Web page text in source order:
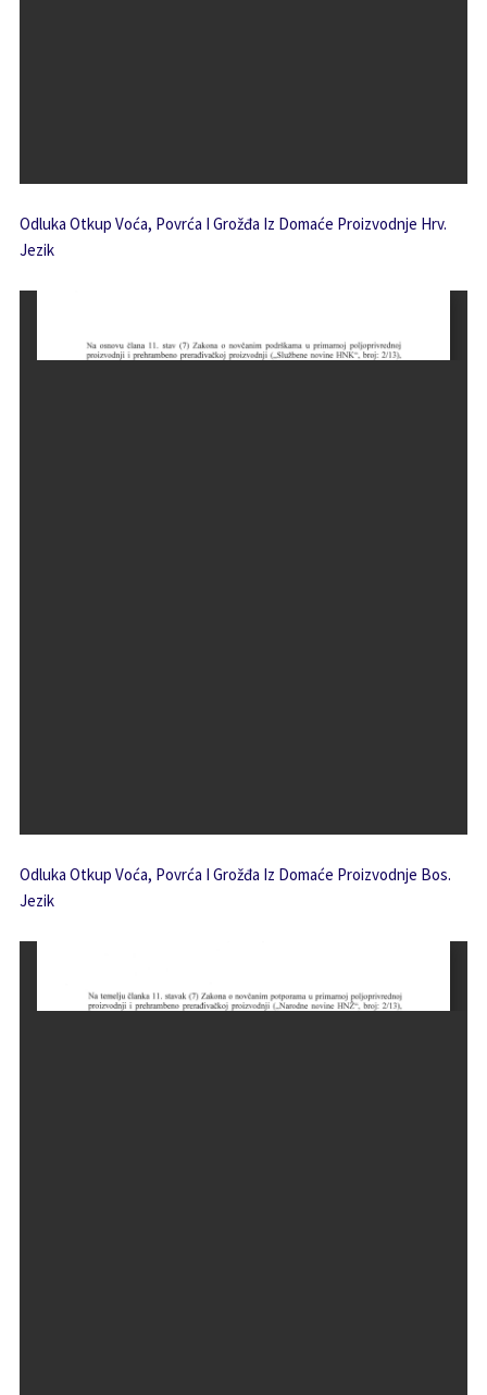
Odluka Otkup Voća, Povrća I Grožđa Iz Domaće Proizvodnje Hrv.
Jezik
Odluka Otkup Voća, Povrća I Grožđa Iz Domaće Proizvodnje Bos.
Jezik